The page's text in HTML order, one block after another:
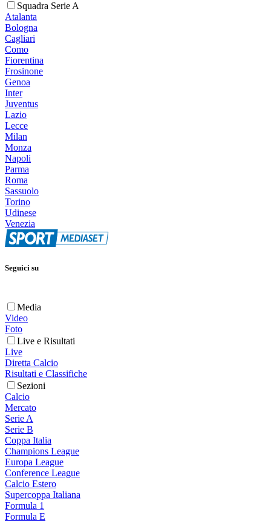
Squadra Serie A
Atalanta
Bologna
Cagliari
Como
Fiorentina
Frosinone
Genoa
Inter
Juventus
Lazio
Lecce
Milan
Monza
Napoli
Parma
Roma
Sassuolo
Torino
Udinese
Venezia
Seguici su
Media
Video
Foto
Live e Risultati
Live
Diretta Calcio
Risultati e Classifiche
Sezioni
Calcio
Mercato
Serie A
Serie B
Coppa Italia
Champions League
Europa League
Conference League
Calcio Estero
Supercoppa Italiana
Formula 1
Formula E